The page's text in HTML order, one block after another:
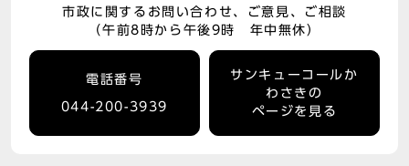
市政に関するお問い合わせ、ご意見、ご相談
（午前8時から午後9時 年中無休）
電話番号
044-200-3939
サンキューコールか
わさきの
ページを見る